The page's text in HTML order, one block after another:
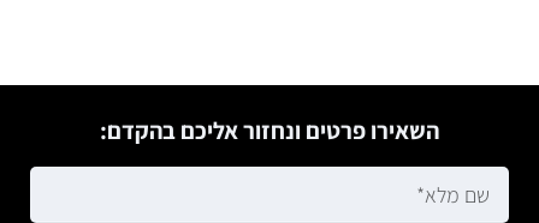
השאירו פרטים ונחזור אליכם בהקדם: